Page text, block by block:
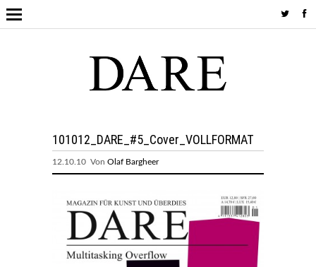
101012_DARE_#5_Cover_VOLLFORMAT
12.10.10 Von Olaf Bargheer